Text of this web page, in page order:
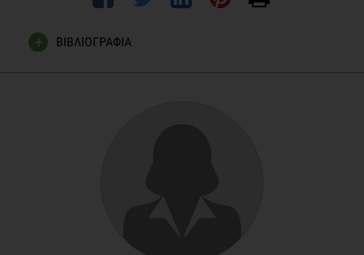
ΒΙΒΛΙΟΓΡΑΦΙΑ